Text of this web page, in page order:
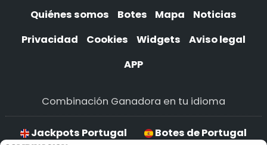
Quiénes somos Botes Mapa
Noticias
Privacidad
Cookies Widgets
Aviso legal
APP
Combinación Ganadora en tu idioma
Jackpots Portugal Botes de Portugal